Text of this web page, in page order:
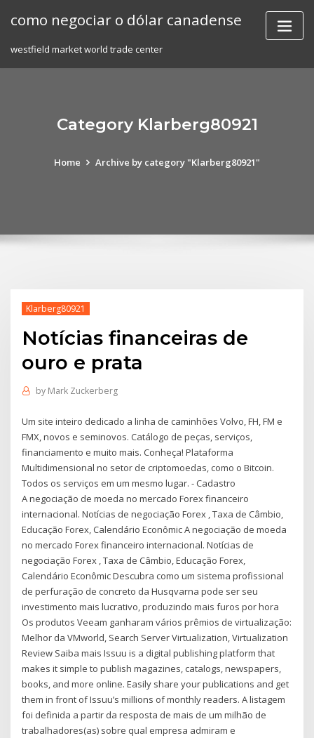
como negociar o dólar canadense
westfield market world trade center
Category Klarberg80921
Home Archive by category "Klarberg80921"
Klarberg80921
Notícias financeiras de
ouro e prata
by Mark Zuckerberg
Um site inteiro dedicado a linha de caminhões Volvo, FH, FM e
FMX, novos e seminovos. Catálogo de peças, serviços,
financiamento e muito mais. Conheça! Plataforma
Multidimensional no setor de criptomoedas, como o Bitcoin.
Todos os serviços em um mesmo lugar. - Cadastro
A negociação de moeda no mercado Forex financeiro
internacional. Notícias de negociação Forex , Taxa de Câmbio,
Educação Forex, Calendário Econômic A negociação de moeda
no mercado Forex financeiro internacional. Notícias de
negociação Forex , Taxa de Câmbio, Educação Forex,
Calendário Econômic Descubra como um sistema profissional
de perfuração de concreto da Husqvarna pode ser seu
investimento mais lucrativo, produzindo mais furos por hora
Os produtos Veeam ganharam vários prêmios de virtualização:
Melhor da VMworld, Search Server Virtualization, Virtualization
Review Saiba mais Issuu is a digital publishing platform that
makes it simple to publish magazines, catalogs, newspapers,
books, and more online. Easily share your publications and get
them in front of Issuu’s millions of monthly readers. A listagem
foi definida a partir da resposta de mais de um milhão de
trabalhadores(as) sobre qual empresa admiram e